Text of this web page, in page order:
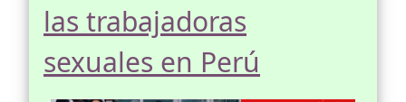
las trabajadoras
sexuales en Perú